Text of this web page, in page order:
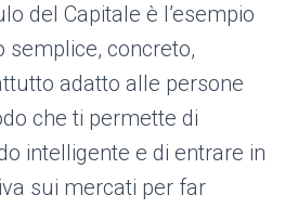
del Capitale è l’esempio
semplice, concreto,
adatto alle persone
che ti permette di
intelligente e di entrare in
sui mercati per far